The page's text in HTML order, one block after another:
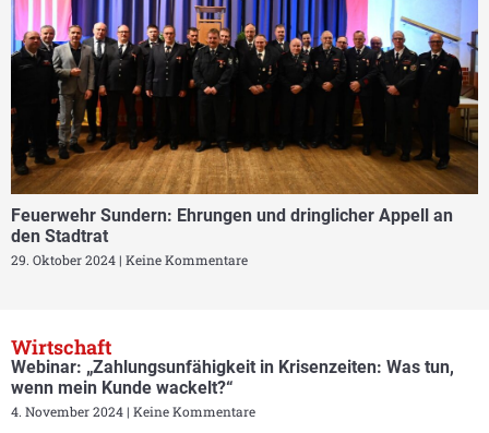
Feuerwehr Sundern: Ehrungen und dringlicher Appell an
den Stadtrat
29. Oktober 2024 Keine Kommentare
Wirtschaft
Webinar: „Zahlungsunfähigkeit in Krisenzeiten: Was tun,
wenn mein Kunde wackelt?“
4. November 2024 Keine Kommentare